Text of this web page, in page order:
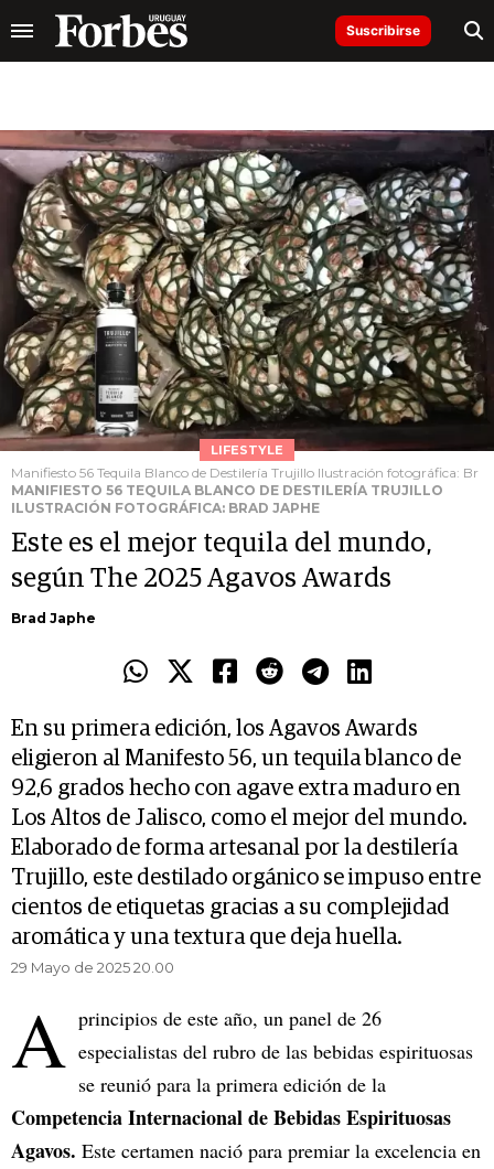
Suscribirse
LIFESTYLE
Manifiesto 56 Tequila Blanco de Destilería Trujillo Ilustración fotográfica: Br
MANIFIESTO 56 TEQUILA BLANCO DE DESTILERÍA TRUJILLO
ILUSTRACIÓN FOTOGRÁFICA: BRAD JAPHE
Este es el mejor tequila del mundo,
según The 2025 Agavos Awards
Brad Japhe
En su primera edición, los Agavos Awards
eligieron al Manifesto 56, un tequila blanco de
92,6 grados hecho con agave extra maduro en
Los Altos de Jalisco, como el mejor del mundo.
Elaborado de forma artesanal por la destilería
Trujillo, este destilado orgánico se impuso entre
cientos de etiquetas gracias a su complejidad
aromática y una textura que deja huella.
29 Mayo de 2025 20.00
A principios de este año, un panel de 26
especialistas del rubro de las bebidas espirituosas
se reunió para la primera edición de la
Competencia Internacional de Bebidas Espirituosas
Agavos. Este certamen nació para premiar la excelencia en